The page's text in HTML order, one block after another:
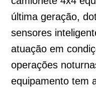
última geração,
sensores
atuação em
operações
equipamento tem